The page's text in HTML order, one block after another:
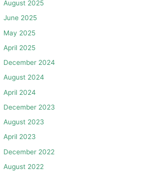
August 2025
June 2025
May 2025
April 2025
December 2024
August 2024
April 2024
December 2023
August 2023
April 2023
December 2022
August 2022